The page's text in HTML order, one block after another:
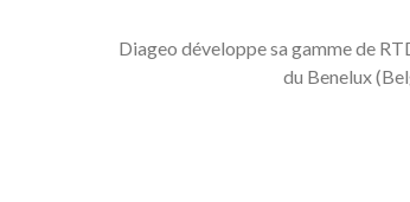
Diageo développe sa gamme de
du Benelux